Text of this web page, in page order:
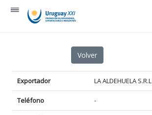
Exportador LA ALDEHUELA S.R.L
Teléfono -